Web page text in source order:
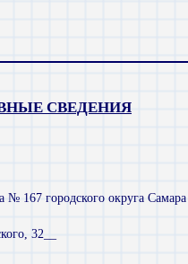
СВЕДЕНИЯ
167 городского округа Самара
32__